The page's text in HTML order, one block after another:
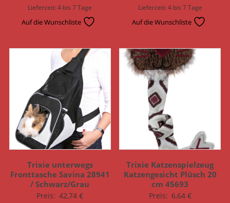
Lieferzeit:4 bis 7 Tage
Auf die Wunschliste
Lieferzeit:4 bis 7 Tage
Auf die Wunschliste
Trixie unterwegs
Fronttasche Savina 28941
/ Schwarz/Grau
Preis: 42,74€
Trixie Katzenspielzeug
Katzengesicht Plüsch 20
cm 45693
Preis: 6,64 €